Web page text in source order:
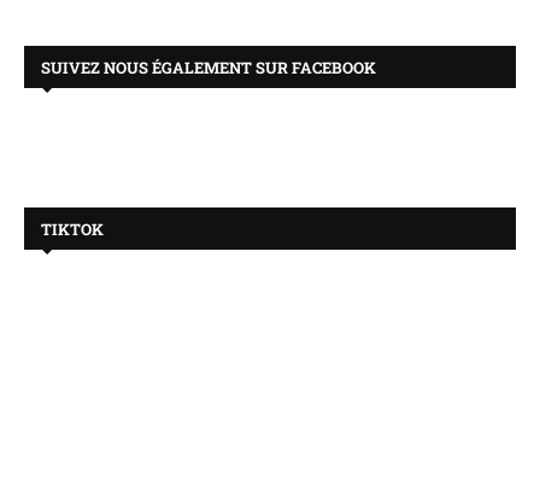
SUIVEZ NOUS ÉGALEMENT SUR FACEBOOK
TIKTOK